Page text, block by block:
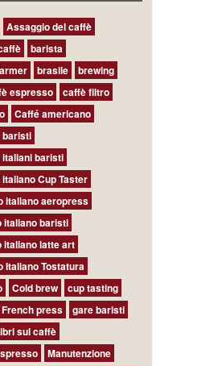
Assaggio del caffè
barista
brasile
brewing
espresso
caffè filtro
Caffé americano
baristi
baristi
Cup Taster
italiano aeropress
italiano baristi
italiano latte art
Italiano Tostatura
Cold brew
cup tasting
French press
gare baristi
sul caffè
Manutenzione